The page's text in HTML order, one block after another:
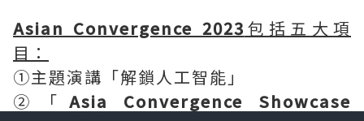
Asian Convergence 2023 包括五大項
目：
①主題演講「解鎖人工智能」
②「 Asia Convergence Showcase